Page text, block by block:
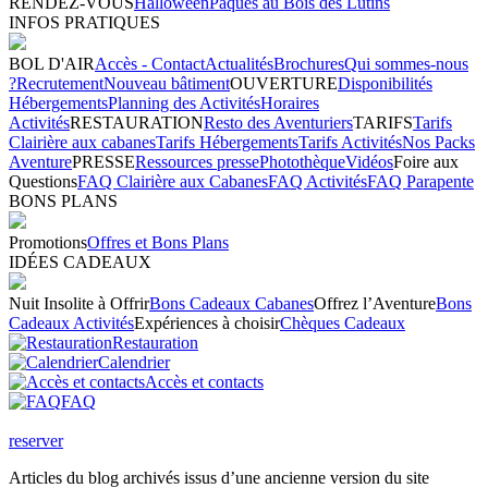
INFOS PRATIQUES
BOL D'AIRAccès - ContactActualitésBrochuresQui sommes-nous
?RecrutementNouveau bâtimentOUVERTUREDisponibilités
HébergementsPlanning des ActivitésHoraires
ActivitésRESTAURATIONResto des AventuriersTARIFSTarifs
Clairière aux cabanesTarifs HébergementsTarifs ActivitésNos Packs
AventurePRESSERessources pressePhotothèqueVidéosFoire aux
QuestionsFAQ Clairière aux CabanesFAQ ActivitésFAQ Parapente
BONS PLANS
PromotionsOffres et Bons Plans
IDÉES CADEAUX
Nuit Insolite à OffrirBons Cadeaux CabanesOffrez l’AventureBons
Cadeaux ActivitésExpériences à choisirChèques Cadeaux
Restauration
Calendrier
Accès et contacts
FAQ
reserver
Articles du blog archivés issus d’une ancienne version du site